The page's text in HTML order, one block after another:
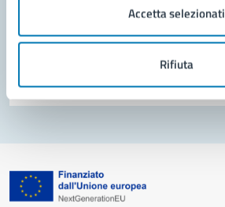
Accetta selezionati
Rifiuta
Prenota appuntamento
Problemi in città